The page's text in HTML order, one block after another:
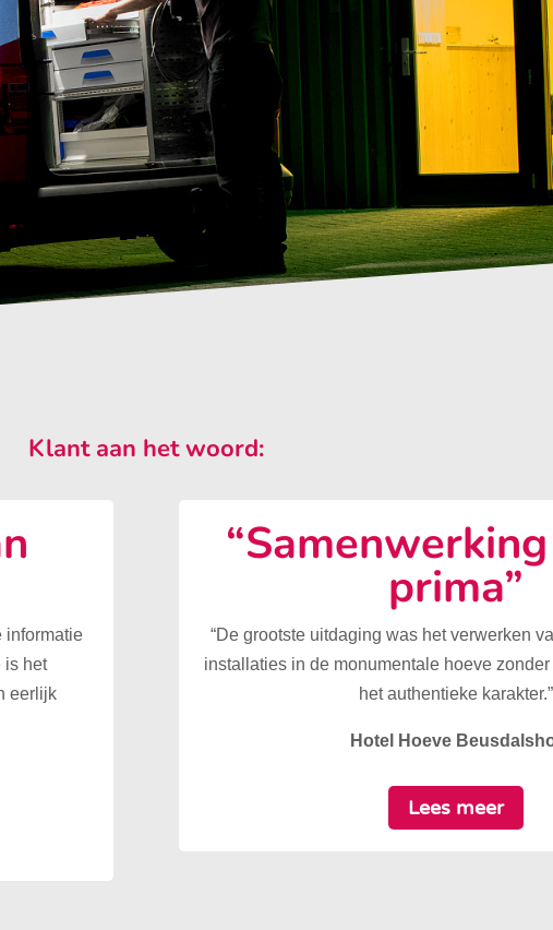
Klant aan het woord:
informatie
is het
eerlijk
prima”
“De grootste uitdaging was het verwerken
installaties in de monumentale hoeve
het authentieke karakter.”
Hotel Hoeve
Lees meer